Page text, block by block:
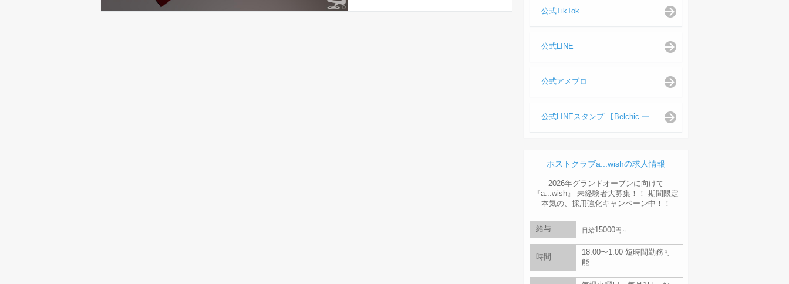
公式TikTok
公式LINE
公式アメブロ
公式LINEスタンプ 【Belchic-一ノ瀬 仁支配人】
ホストクラブa...wishの求人情報
2026年グランドオープンに向けて
『a...wish』 未経験者大募集！！ 期間限定
本気の、採用強化キャンペーン中！！
給与 日給15000円
時間
18:00〜1:00 短時間勤務可
能